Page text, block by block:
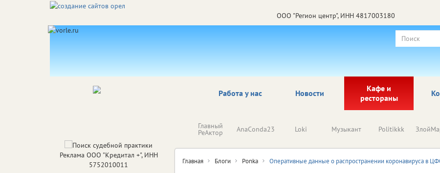
ООО "Регион центр", ИНН 4817003180
Работа у нас Новости
Кафе и
рестораны
Главный
РеАктор AnaConda23 Loki Музыкант Politikkk
Главная Блоги Ponka Оперативные данные о распространении коронавируса в
Реклама ООО "Кредитал +", ИНН
5752010011